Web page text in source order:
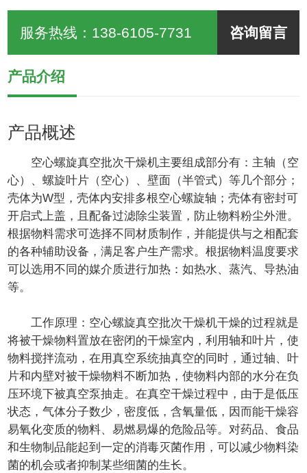
服务热线： 138-6105-7731 咨询留言
产品介绍
产品概述
空心螺旋真空批次干燥机主要组成部分有：主轴（空
心）、螺旋叶片（空心）、壁面（半管式）等几个部分；
壳体为W型，壳体内安排多根空心螺旋轴；壳体有密封可
开启式上盖，且配备过滤除尘装置，防止物料粉尘外泄。
根据物料需求可选择不同材质制作，并能提供与之相配套
的各种辅助设备，满足客户生产需求。根据物料温度要求
可以选用不同的媒介质进行加热：如热水、蒸汽、导热油
等。
工作原理：空心螺旋真空批次干燥机干燥的过程就是
将被干燥物料置放在密闭的干燥室内，利用轴和叶片，使
物料搅拌流动，在用真空系统抽真空的同时，通过轴、叶
片和内壁对被干燥物料不断加热，使物料内部的水分在负
压环境下被真空泵抽走。在真空干燥过程中，由于是低压
状态，气体分子数少，密度低，含氧量低，因而能干燥容
易氧化变质的物料、易燃易爆的危险品等。对药品、食品
和生物制品能起到一定的消毒灭菌作用，可以减少物料染
菌的机会或者抑制某些细菌的生长。